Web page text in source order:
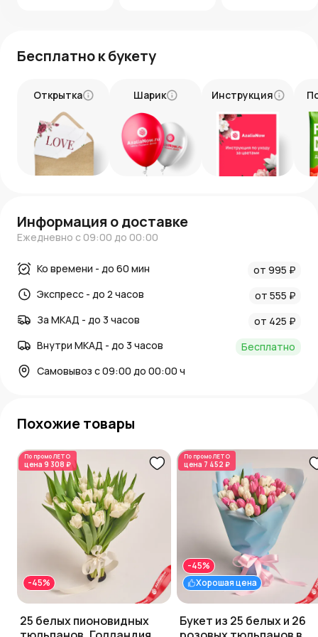
ограничения по цвету и сорту тюльпанов. Цена в
“несезон” возрастает. Перед заказом уточняйте у
Бесплатно к букету
Открытка Шарик Инструкция
Информация о доставке
Ежедневно с 09:00 до 00:00
Ко времени - до 60 мин
от 995 ₽
Экспресс - до 2 часов
от 555 ₽
За МКАД - до 3 часов
от 425 ₽
Внутри МКАД - до 3 часов
Бесплатно
Самовывоз с 09:00 до 00:00 ч
Похожие товары
По промоЛЕТО
цена 9 308 ₽
-45%
25 белых пионовидных
По промоЛЕТО
цена 7 452 ₽
Хорошая цена
-45%
Букет из 25 белых и 26